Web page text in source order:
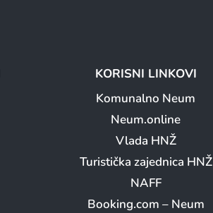
KORISNI LINKOVI
Komunalno Neum
Neum.online
Vlada HNŽ
Turistička zajednica HNŽ
NAFF
Booking.com – Neum